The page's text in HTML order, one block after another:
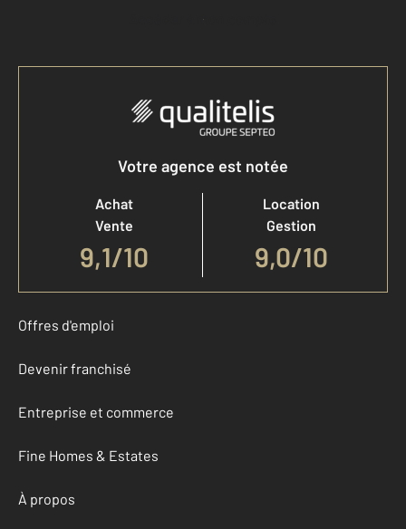
Accéder à mon compte
Votre agence est notée
Achat
Vente
9,1/10
Location
Gestion
9,0/10
Offres d'emploi
Devenir franchisé
Entreprise et commerce
Fine Homes & Estates
À propos